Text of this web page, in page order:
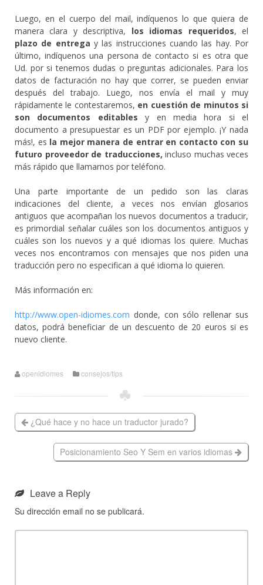
Luego, en el cuerpo del mail, indíquenos lo que quiera de
manera clara y descriptiva, los idiomas requeridos, el
plazo de entrega y las instrucciones cuando las hay. Por
último, indíquenos una persona de contacto si es otra que
Ud. por si tenemos dudas o preguntas adicionales. Para los
datos de facturación no hay que correr, se pueden enviar
después del trabajo. Luego, nos envía el mail y muy
rápidamente le contestaremos, en cuestión de minutos si
son documentos editables y en media hora si el
documento a presupuestar es un PDF por ejemplo. ¡Y nada
más!, es la mejor manera de entrar en contacto con su
futuro proveedor de traducciones, incluso muchas veces
más rápido que llamarnos por teléfono.
Una parte importante de un pedido son las claras
indicaciones del cliente, a veces nos envían glosarios
antiguos que acompañan los nuevos documentos a traducir,
es primordial señalar cuáles son los documentos antiguos y
cuáles son los nuevos y a qué idiomas los quiere. Muchas
veces nos encontramos con mensajes que nos piden una
traducción pero no especifican a qué idioma lo quieren.
Más información en:
http://www.open-idiomes.com donde, con sólo rellenar sus
datos, podrá beneficiar de un descuento de 20 euros si es
nuevo cliente.
openidiomes consejos/tips
¿Qué hace y no hace un traductor jurado?
Posicionamiento Seo Y Sem en varios idiomas
Leave a Reply
Su dirección email no se publicará.